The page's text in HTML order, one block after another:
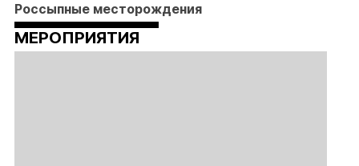
Россыпные месторождения
МЕРОПРИЯТИЯ